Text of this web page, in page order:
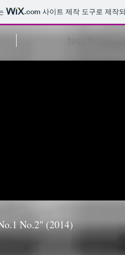
.com사이트 제작 도구로 제작
No.2" (2014)